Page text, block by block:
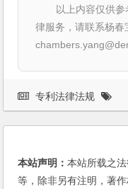
以上内容仅供
律服务，请联系杨春
专利法律法规
本站声明：本站所载之
等，除非另有注明，著